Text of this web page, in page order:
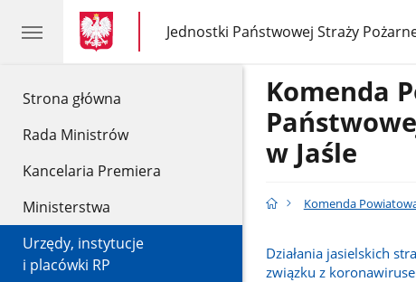
Strona główna
Rada Ministrów
Kancelaria Premiera
Ministerstwa
Urzędy, instytucje
i placówki RP
gov.pl
gov.pl
Jednostki Państwowej Straży
gov.pl
Jednostki
Państwowej
Komenda
w Jaśle
Komenda
Działania jasielskich
związku z